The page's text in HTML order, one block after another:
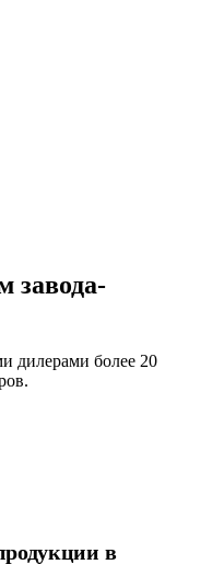
завода-
дилерами более 20
в